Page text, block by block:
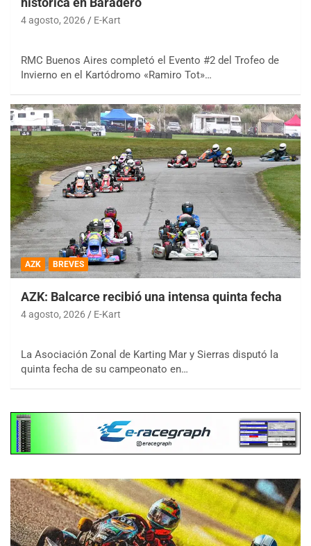
4 agosto, 2026 E-Kart
RMC Buenos Aires completó el Evento #2 del Trofeo de
Invierno en el Kartódromo «Ramiro Tot»…
AZK BREVES
AZK: Balcarce recibió una intensa quinta fecha
4 agosto, 2026 E-Kart
La Asociación Zonal de Karting Mar y Sierras disputó la
quinta fecha de su campeonato en…